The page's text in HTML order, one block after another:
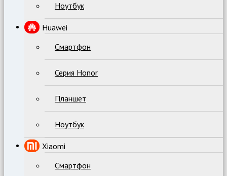
Ноутбук
Huawei
Смартфон
Серия Honor
Планшет
Ноутбук
Xiaomi
Смартфон